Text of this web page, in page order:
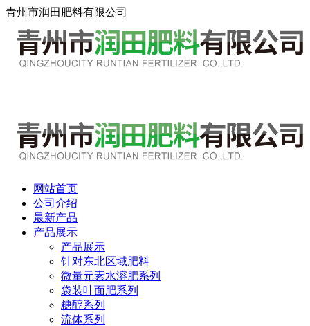
青州市润田肥料有限公司
网站首页
公司介绍
最新产品
产品展示
产品展示
针对东北区域肥料
微量元素水溶肥系列
袋装叶面肥系列
糖醇系列
流体系列